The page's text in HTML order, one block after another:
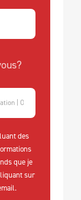
des
que je
sur